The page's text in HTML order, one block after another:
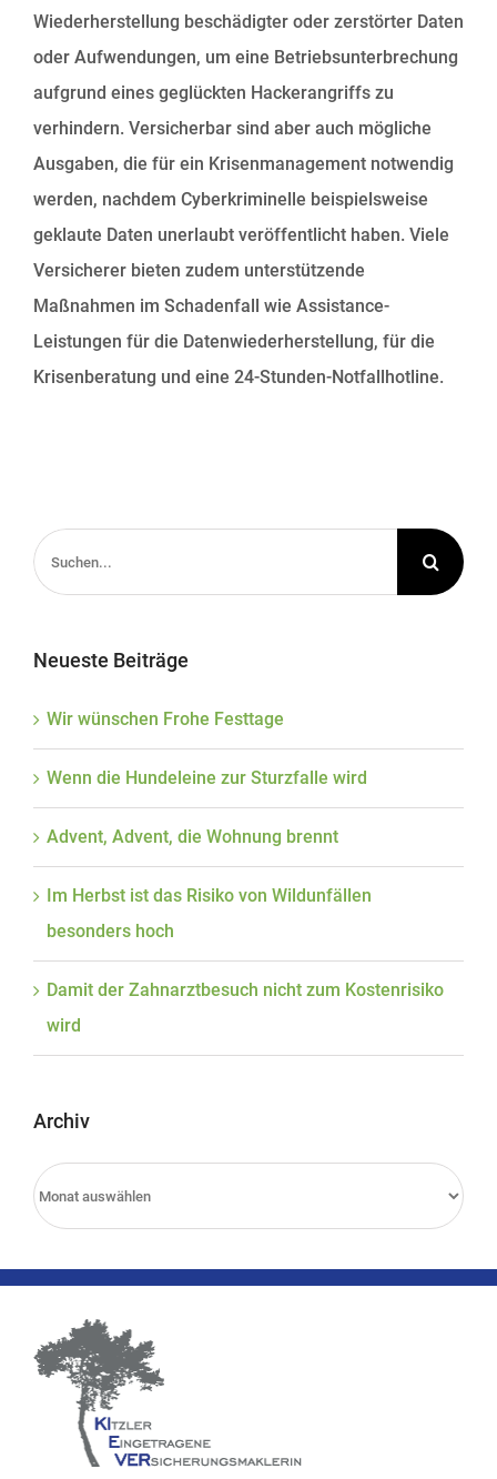
Wiederherstellung beschädigter oder zerstörter Daten
oder Aufwendungen, um eine Betriebsunterbrechung
aufgrund eines geglückten Hackerangriffs zu
verhindern. Versicherbar sind aber auch mögliche
Ausgaben, die für ein Krisenmanagement notwendig
werden, nachdem Cyberkriminelle beispielsweise
geklaute Daten unerlaubt veröffentlicht haben. Viele
Versicherer bieten zudem unterstützende
Maßnahmen im Schadenfall wie Assistance-
Leistungen für die Datenwiederherstellung, für die
Krisenberatung und eine 24-Stunden-Notfallhotline.
Suche
nach:
Neueste Beiträge
Wir wünschen Frohe Festtage
Wenn die Hundeleine zur Sturzfalle wird
Advent, Advent, die Wohnung brennt
Im Herbst ist das Risiko von Wildunfällen
besonders hoch
Damit der Zahnarztbesuch nicht zum Kostenrisiko
wird
Archiv
Archiv